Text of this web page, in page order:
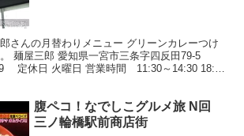
さんの月替わりメニュー グリーンカレーつけ
麺屋三郎 愛知県一宮市三条字四反田79-5
定休日 火曜日 営業時間 11:30～14:30 18:30
腹ペコ！なでしこグルメ旅 N回
三ノ輪橋駅前商店街